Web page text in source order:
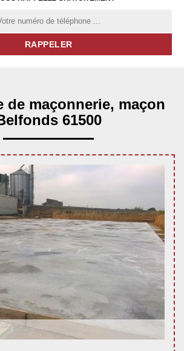
de maçonnerie, maçon
61500